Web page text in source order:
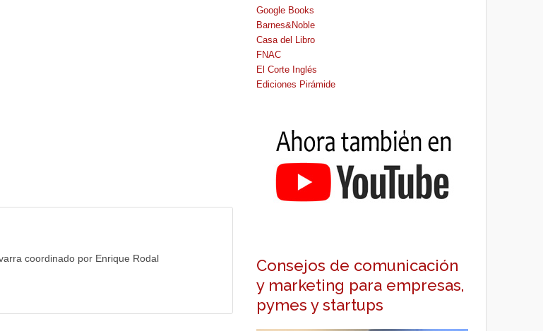
coordinado por Enrique Rodal
Google Books
Barnes&Noble
Casa del Libro
FNAC
El Corte Inglés
Ediciones Pirámide
Consejos de comunicación
y marketing para empresas,
pymes y startups